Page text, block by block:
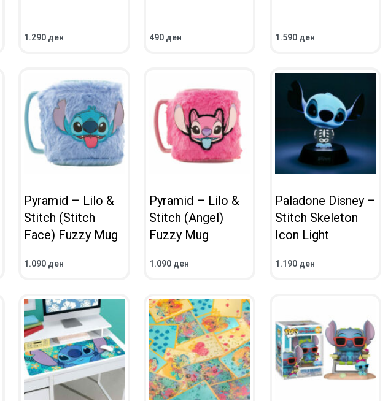
1.290 ден
ВО КОШНИЧКА
490 ден
ВО КОШНИЧКА
1.590 ден
ВО КОШНИЧКА
Pyramid – Lilo &
Stitch (Stitch
Face) Fuzzy Mug
1.090 ден
ВО КОШНИЧКА
Pyramid – Lilo &
Stitch (Angel)
Fuzzy Mug
1.090 ден
ВО КОШНИЧКА
Paladone Disney –
Stitch Skeleton
Icon Light
1.190 ден
ВО КОШНИЧКА